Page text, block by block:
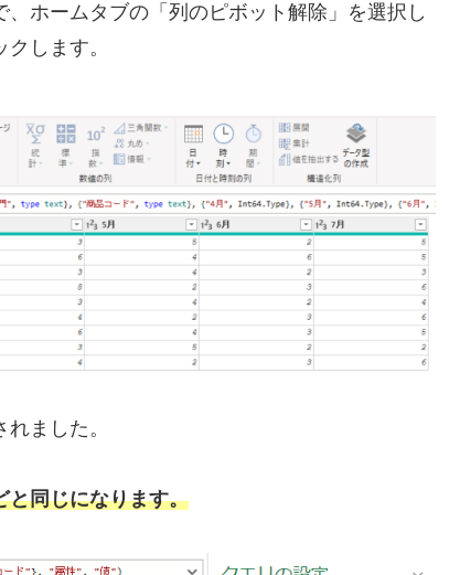
、ホームタブの「列のピボット解除」を選択し
クします。
ました。
と同じになります。